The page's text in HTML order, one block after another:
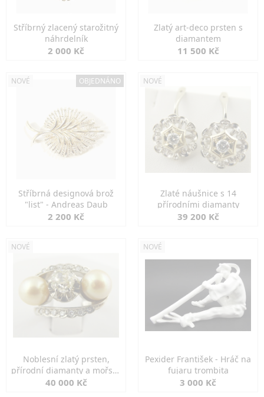
Stříbrný zlacený starožitný
náhrdelník
2 000 Kč
Zlatý art-deco prsten s
diamantem
11 500 Kč
NOVÉ OBJEDNÁNO
Stříbrná designová brož
"list" - Andreas Daub
2 200 Kč
NOVÉ
Zlaté náušnice s 14
přírodními diamanty
39 200 Kč
NOVÉ
Noblesní zlatý prsten,
přírodní diamanty a mořské
perly
40 000 Kč
NOVÉ
Pexider František - Hráč na
fujaru trombita
3 000 Kč